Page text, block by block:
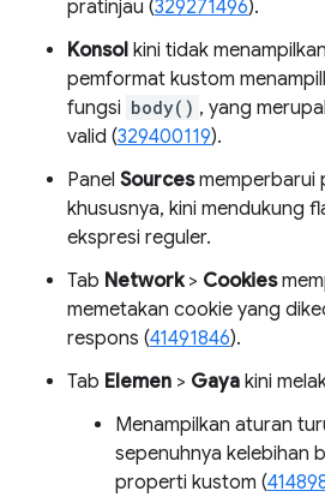
pratinjau (329271496).
Konsol kini tidak
pemformat kustom
fungsi body() , yang
valid (329400119).
Panel Sourcesmemperbarui
khususnya, kini mendukung
ekspresi reguler.
Tab Network> Cookies
memetakan cookie yang
respons (41491846).
Tab Elemen > Gaya kini
Menampilkan aturan
sepenuhnya kelebihan
properti kustom (